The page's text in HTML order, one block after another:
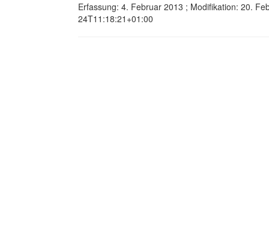
Erfassung: 4. Februar 2013 ; Modifikation: 20.
24T11:18:21+01:00